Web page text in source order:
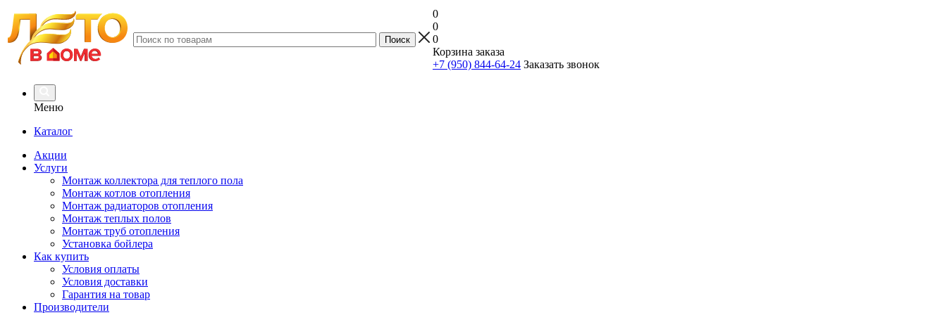
0
0
0
Корзина заказа
+7 (950) 844-64-24 Заказать звонок
Меню
Каталог
Акции
Услуги
Монтаж коллектора для теплого пола
Монтаж котлов отопления
Монтаж радиаторов отопления
Монтаж теплых полов
Монтаж труб отопления
Установка бойлера
Как купить
Условия оплаты
Условия доставки
Гарантия на товар
Производители